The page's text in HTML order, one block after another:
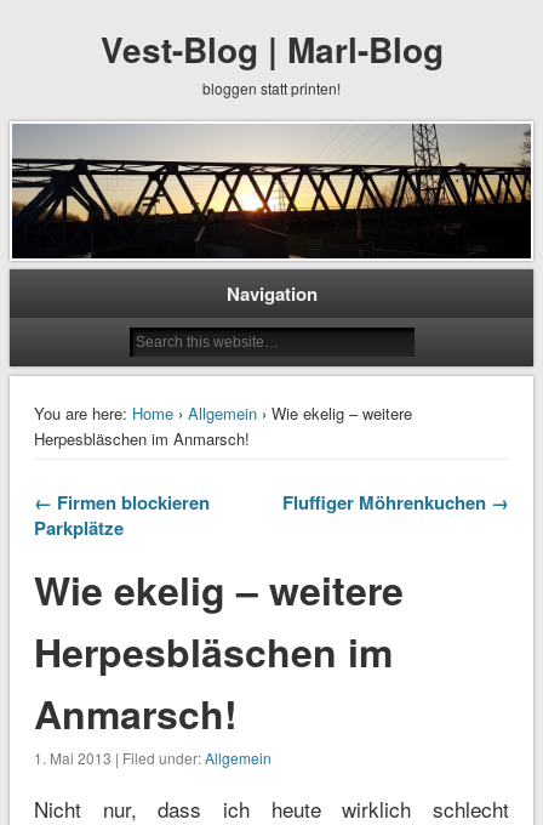
Vest-Blog | Marl-Blog
bloggen statt printen!
Navigation
You are here: Home› Allgemein› Wie ekelig – weitere
Herpesbläschen im Anmarsch!
← Firmen blockieren
Parkplätze
Fluffiger Möhrenkuchen →
Wie ekelig – weitere
Herpesbläschen im
Anmarsch!
1. Mai 2013 | Filed under:Allgemein
Nicht nur, dass ich heute wirklich schlecht